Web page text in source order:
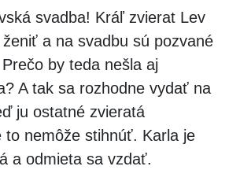
svadba! Kráľ zvierat Lev
a na svadbu sú pozvané
by teda nešla aj
A tak sa rozhodne vydať na
ju ostatné zvieratá
to nemôže stihnúť. Karla je
a odmieta sa vzdať.